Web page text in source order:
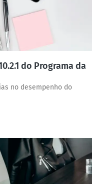
do Programa da
no desempenho do